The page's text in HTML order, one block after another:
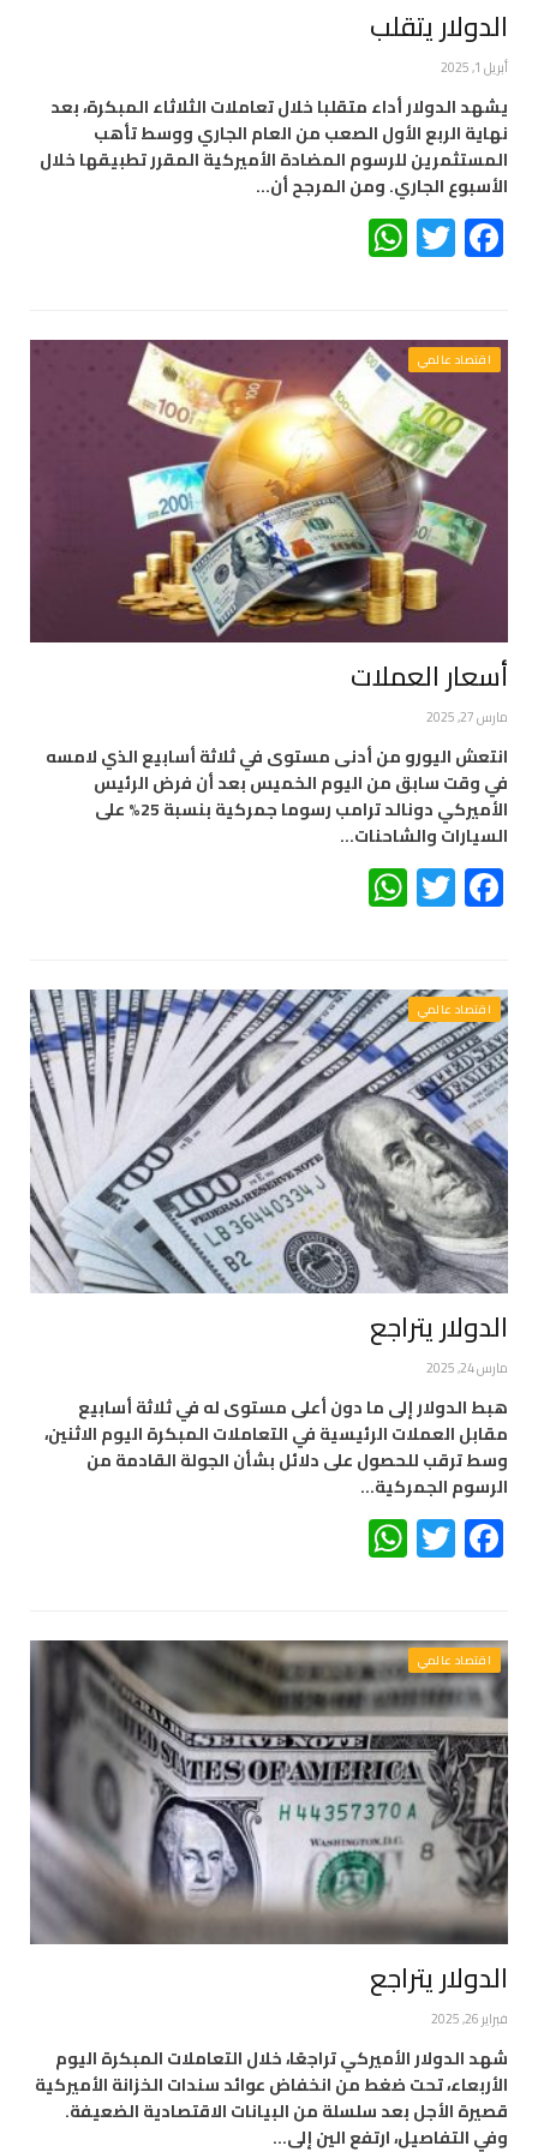
الدولار يتقلب
أبريل 1, 2025
يشهد الدولار أداء متقلبا خلال تعاملات الثلاثاء المبكرة، بعد
نهاية الربع الأول الصعب من العام الجاري ووسط تأهب
المستثمرين للرسوم المضادة الأميركية المقرر تطبيقها خلال
الأسبوع الجاري. ومن المرجح أن…
Facebook
Twitter
اقتصاد عالمي
أسعار العملات
مارس 27, 2025
انتعش اليورو من أدنى مستوى في ثلاثة أسابيع الذي لامسه
في وقت سابق من اليوم الخميس بعد أن فرض الرئيس
الأميركي دونالد ترامب رسوما جمركية بنسبة 25% على
السيارات والشاحنات…
Facebook
Twitter
اقتصاد عالمي
الدولار يتراجع
مارس 24, 2025
هبط الدولار إلى ما دون أعلى مستوى له في ثلاثة أسابيع
مقابل العملات الرئيسية في التعاملات المبكرة اليوم الاثنين،
وسط ترقب للحصول على دلائل بشأن الجولة القادمة من
الرسوم الجمركية…
Facebook
Twitter
اقتصاد عالمي
الدولار يتراجع
فبراير 26, 2025
شهد الدولار الأميركي تراجعًا، خلال التعاملات المبكرة اليوم
الأربعاء، تحت ضغط من انخفاض عوائد سندات الخزانة الأميركية
قصيرة الأجل بعد سلسلة من البيانات الاقتصادية الضعيفة.
وفي التفاصيل، ارتفع الين إلى…